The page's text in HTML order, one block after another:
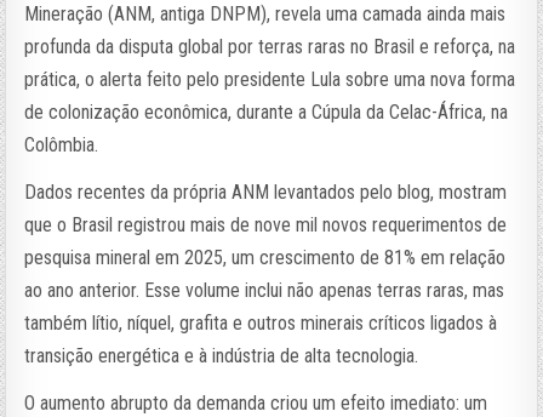
Mineração (ANM, antiga DNPM), revela uma camada ainda mais
profunda da disputa global por terras raras no Brasil e reforça, na
prática, o alerta feito pelo presidente Lula sobre uma nova forma
de colonização econômica, durante a Cúpula da Celac-África, na
Colômbia.
Dados recentes da própria ANM levantados pelo blog, mostram
que o Brasil registrou mais de nove mil novos requerimentos de
pesquisa mineral em 2025, um crescimento de 81% em relação
ao ano anterior. Esse volume inclui não apenas terras raras, mas
também lítio, níquel, grafita e outros minerais críticos ligados à
transição energética e à indústria de alta tecnologia.
O aumento abrupto da demanda criou um efeito imediato: um